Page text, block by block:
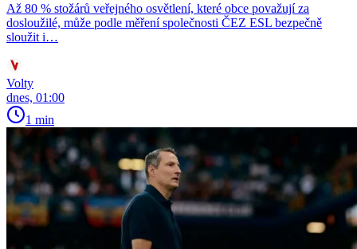
Až 80 % stožárů veřejného osvětlení, které obce považují za
dosloužilé, může podle měření společnosti ČEZ ESL bezpečně
sloužit i…
Volty
dnes, 01:00
1 min